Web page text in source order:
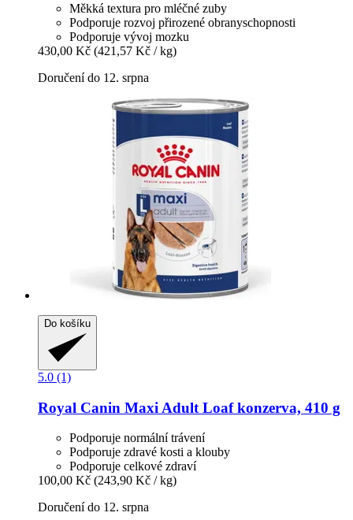
Měkká textura pro mléčné zuby
Podporuje rozvoj přirozené obranyschopnosti
Podporuje vývoj mozku
430,00 Kč (421,57 Kč / kg)
Doručení do 12. srpna
Do košíku
5.0 (1)
Royal Canin Maxi Adult Loaf konzerva, 410 g
Podporuje normální trávení
Podporuje zdravé kosti a klouby
Podporuje celkové zdraví
100,00 Kč (243,90 Kč / kg)
Doručení do 12. srpna